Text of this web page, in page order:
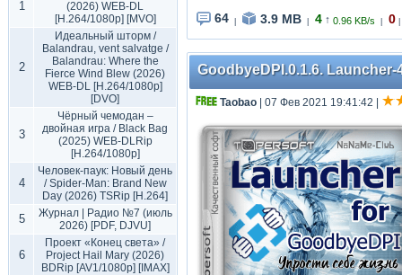
1
(2026) WEB-DL
[H.264/1080p] [MVO]
2
Идеальный шторм /
Balandrau, vent salvatge /
Balandrau: Where the
Fierce Wind Blew (2026)
WEB-DL [H.264/1080p]
[DVO]
3
Чёрный чемодан –
двойная игра / Black Bag
(2025) WEB-DLRip
[H.264/1080p]
4
Человек-паук: Новый день
/ Spider-Man: Brand New
Day (2026) TSRip [H.264]
5
Журнал | Радио №7 (июль
2026) [PDF, DJVU]
6
Проект «Конец света» /
Project Hail Mary (2026)
BDRip [AV1/1080p] [IMAX]
64 3.9 MB 4 ↑ 0.96 KB/s 0
GoodbyeDPI.0.1.6. Launcher-
Taobao | 07 Фев 2021 19:41:42